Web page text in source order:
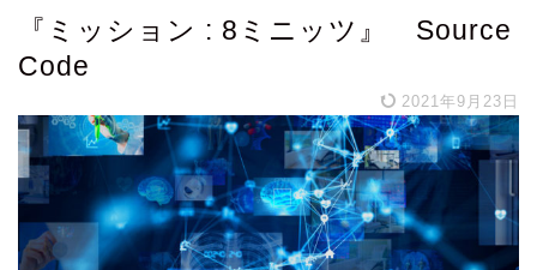
『ミッション : 8ミニッツ』 Source
Code
2021年9月23日